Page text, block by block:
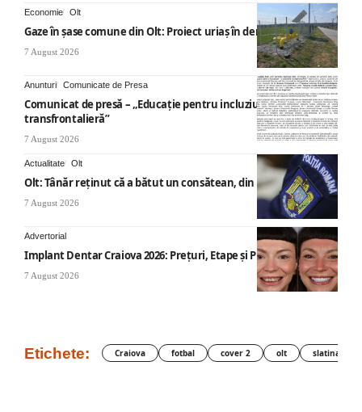
Economie Olt
Gaze în șase comune din Olt: Proiect uriaș în derulare
7 August 2026
Anunturi Comunicate de Presa
Comunicat de presă – „Educație pentru incluziune – O abordare
transfrontalieră”
7 August 2026
Actualitate Olt
Olt: Tânăr reţinut că a bătut un consătean, din cauza muzicii
7 August 2026
Advertorial
Implant Dentar Craiova 2026: Preţuri, Etape şi Plata în Rate
7 August 2026
Etichete: Craiova fotbal cover 2 olt slatina